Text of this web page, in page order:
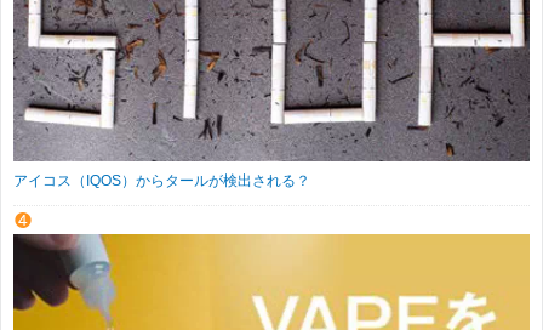
アイコス（IQOS）からタールが検出される？